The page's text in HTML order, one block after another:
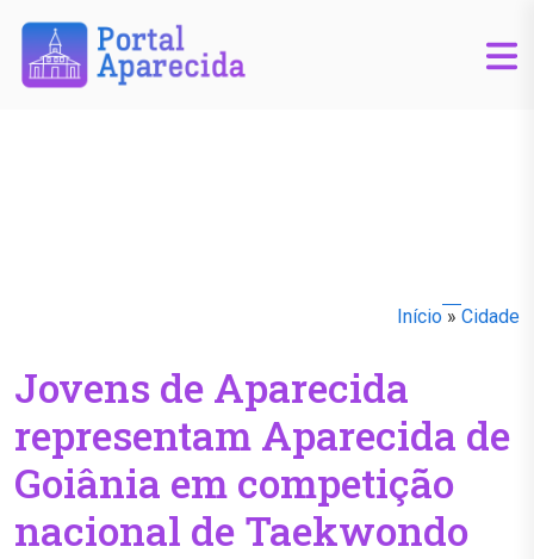
Início » Cidade
Jovens de Aparecida
representam Aparecida de
Goiânia em competição
nacional de Taekwondo